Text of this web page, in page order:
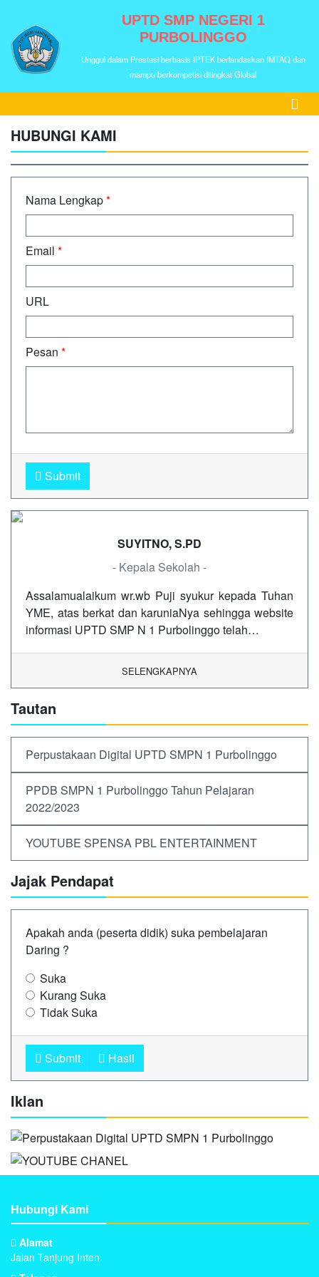
UPTD SMP NEGERI 1
PURBOLINGGO
Unggul dalam Prestasi berbasis IPTEK berlandaskan IMTAQ dan
mampu berkompetisi ditingkat Global
HUBUNGI KAMI
Nama Lengkap*
Email *
URL
Pesan *
Submit
SUYITNO, S.PD
- Kepala Sekolah -
Assalamualaikum wr.wb Puji syukur kepada Tuhan
YME, atas berkat dan karuniaNya sehingga website
informasi UPTD SMP N 1 Purbolinggo telah…
SELENGKAPNYA
Tautan
Perpustakaan Digital UPTD SMPN 1 Purbolinggo
PPDB SMPN 1 Purbolinggo Tahun Pelajaran
2022/2023
YOUTUBE SPENSA PBL ENTERTAINMENT
Jajak Pendapat
Apakah anda (peserta didik) suka pembelajaran
Daring ?
Suka
Kurang Suka
Tidak Suka
Submit Hasil
Iklan
Hubungi Kami
Alamat
Jalan Tanjung Inten